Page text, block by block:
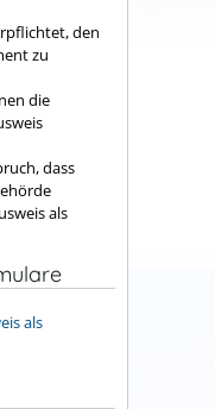
den
zu
die
dass
als
als